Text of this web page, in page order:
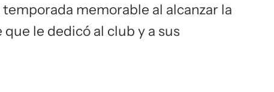
memorable al alcanzar la
le dedicó al club y a sus